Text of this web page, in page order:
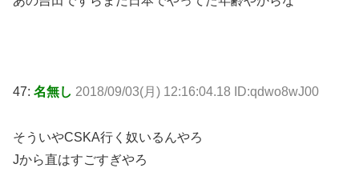
47: 名無し 2018/09/03(月) 12:16:04.18 ID:qdwo8wJ00
そういやCSKA行く奴いるんやろ
Jから直はすごすぎやろ